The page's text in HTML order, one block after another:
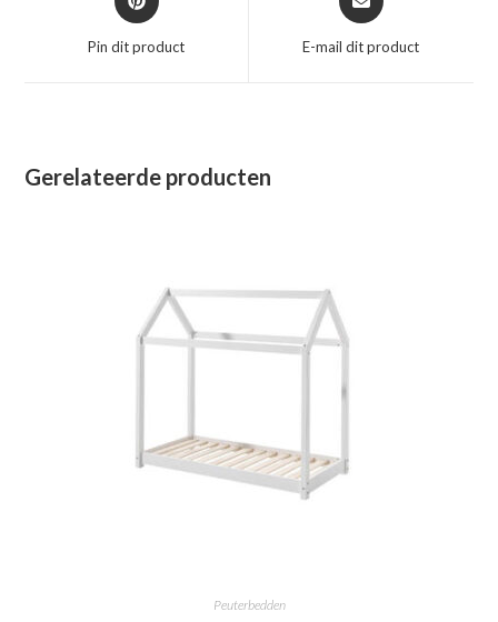
in
nieuw
Pin dit product
in
nieuw
E-mail dit product
Gerelateerde producten
Peuterbedden